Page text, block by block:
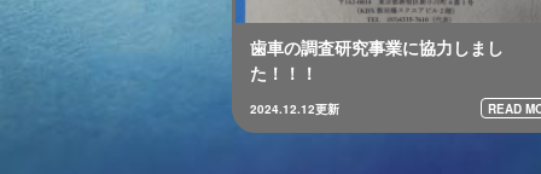
歯車の調査研究事業に協力しまし
た！！！
2024.12.12更新 READ